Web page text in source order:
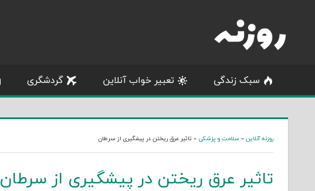
content
سبک زندگی تعبیر خواب آنلاین گردشگری
روزنه آنلاین » سلامت و پزشکی » تاثیر عرق ریختن در پیشگیری از سرطان
تاثیر عرق ریختن در پیشگیری از سرطان